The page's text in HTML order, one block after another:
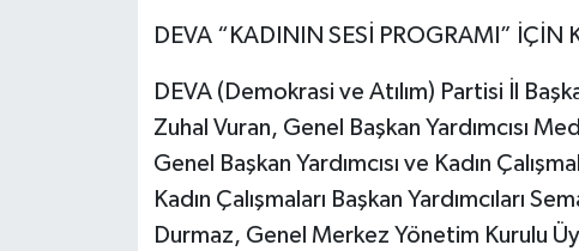
DEVA “KADININ SESİ PROGRAMI” İÇİN
DEVA (Demokrasi ve Atılım) Partisi İl
Zuhal Vuran, Genel Başkan Yardımcısı
Genel Başkan Yardımcısı ve Kadın
Kadın Çalışmaları Başkan Yardımcıları
Durmaz, Genel Merkez Yönetim Kurulu